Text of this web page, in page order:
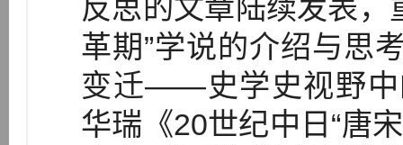
反思的文章陆续发表，
革期”学说的介绍与思
变迁——史学史视野中
华瑞《20世纪中日“唐